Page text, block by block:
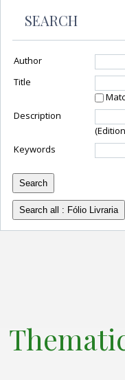
SEARCH
Author
Title
Description
Keywords